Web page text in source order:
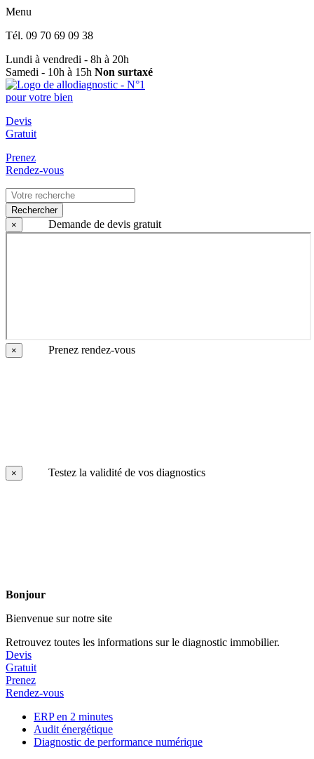
Menu
Tél. 09 70 69 09 38
Lundi à vendredi - 8h à 20h
Samedi - 10h à 15h Non surtaxé
Devis
Gratuit
Prenez
Rendez-vous
Rechercher
×
Demande de devis gratuit
× Prenez rendez-vous
× Testez la validité de vos diagnostics
Bonjour
Bienvenue sur notre site
Retrouvez toutes les informations sur le diagnostic immobilier.
Devis
Gratuit
Prenez
Rendez-vous
ERP en 2 minutes
Audit énergétique
Diagnostic de performance numérique